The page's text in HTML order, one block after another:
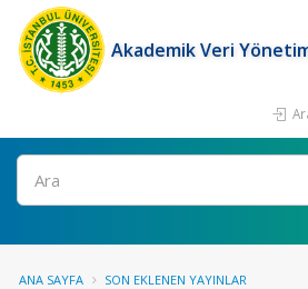
Akademik Veri
Ara
ANA SAYFA SON EKLENEN YAYINLAR